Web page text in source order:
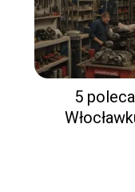
5